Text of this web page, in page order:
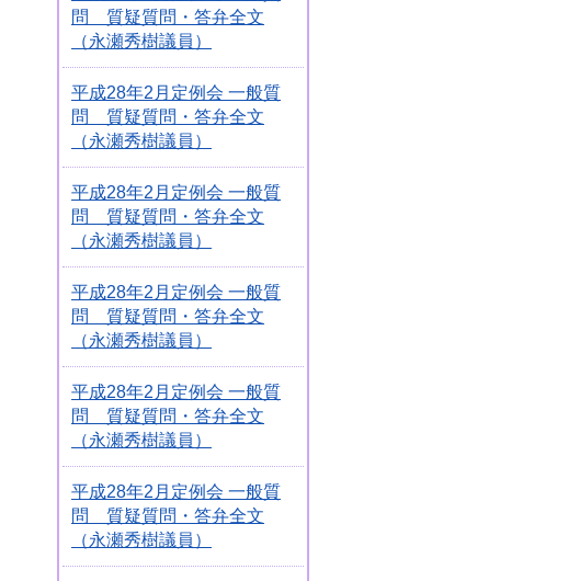
問 質疑質問・答弁全文
（永瀬秀樹議員）
平成28年2月定例会 一般質
問 質疑質問・答弁全文
（永瀬秀樹議員）
平成28年2月定例会 一般質
問 質疑質問・答弁全文
（永瀬秀樹議員）
平成28年2月定例会 一般質
問 質疑質問・答弁全文
（永瀬秀樹議員）
平成28年2月定例会 一般質
問 質疑質問・答弁全文
（永瀬秀樹議員）
平成28年2月定例会 一般質
問 質疑質問・答弁全文
（永瀬秀樹議員）